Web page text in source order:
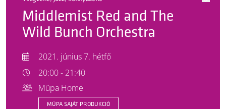
Middlemist Red and The
Wild Bunch Orchestra
2021. június 7. hétfő
20:00 - 21:40
Müpa Home
MÜPA SAJÁT PRODUKCIÓ